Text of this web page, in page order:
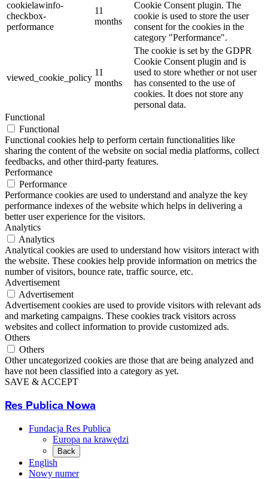
cookielawinfo-
checkbox-
performance
11
months
Cookie Consent plugin. The
cookie is used to store the user
consent for the cookies in the
category "Performance".
viewed_cookie_policy
11
months
The cookie is set by the GDPR
Cookie Consent plugin and is
used to store whether or not user
has consented to the use of
cookies. It does not store any
personal data.
Functional
Functional
Functional cookies help to perform certain functionalities like
sharing the content of the website on social media platforms, collect
feedbacks, and other third-party features.
Performance
Performance
Performance cookies are used to understand and analyze the key
performance indexes of the website which helps in delivering a
better user experience for the visitors.
Analytics
Analytics
Analytical cookies are used to understand how visitors interact with
the website. These cookies help provide information on metrics the
number of visitors, bounce rate, traffic source, etc.
Advertisement
Advertisement
Advertisement cookies are used to provide visitors with relevant ads
and marketing campaigns. These cookies track visitors across
websites and collect information to provide customized ads.
Others
Others
Other uncategorized cookies are those that are being analyzed and
have not been classified into a category as yet.
SAVE & ACCEPT
Res Publica Nowa
Fundacja Res Publica
Europa na krawędzi
Back
English
Nowy numer